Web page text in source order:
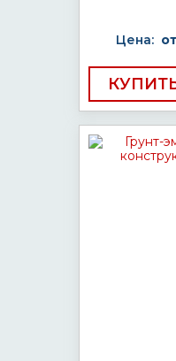
Цена: от